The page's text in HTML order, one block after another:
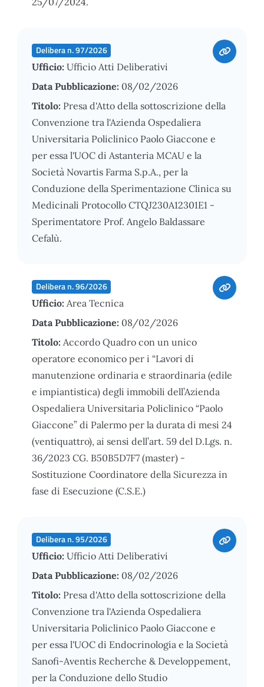
Delibera n. 97/2026
Ufficio: Ufficio Atti Deliberativi
Data Pubblicazione: 08/02/2026
Titolo: Presa d'Atto della sottoscrizione della
Convenzione tra l'Azienda Ospedaliera
Universitaria Policlinico Paolo Giaccone e
per essa l'UOC di Astanteria MCAU e la
Società Novartis Farma S.p.A., per la
Conduzione della Sperimentazione Clinica su
Medicinali Protocollo CTQJ230A12301E1 -
Sperimentatore Prof. Angelo Baldassare
Cefalù.
Delibera n. 96/2026
Ufficio: Area Tecnica
Data Pubblicazione: 08/02/2026
Titolo: Accordo Quadro con un unico
operatore economico per i “Lavori di
manutenzione ordinaria e straordinaria (edile
e impiantistica) degli immobili dell’Azienda
Ospedaliera Universitaria Policlinico “Paolo
Giaccone” di Palermo per la durata di mesi 24
(ventiquattro), ai sensi dell’art. 59 del D.Lgs. n.
36/2023 CG. B50B5D7F7 (master) -
Sostituzione Coordinatore della Sicurezza in
fase di Esecuzione (C.S.E.)
Delibera n. 95/2026
Ufficio: Ufficio Atti Deliberativi
Data Pubblicazione: 08/02/2026
Titolo: Presa d'Atto della sottoscrizione della
Convenzione tra l'Azienda Ospedaliera
Universitaria Policlinico Paolo Giaccone e
per essa l'UOC di Endocrinologia e la Società
Sanofi-Aventis Recherche & Developpement,
per la Conduzione dello Studio